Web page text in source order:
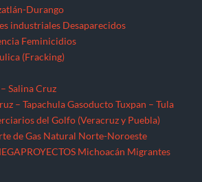
Durango
industriales Desaparecidos
Feminicidios
(Fracking)
Salina Cruz
– Tapachula Gasoducto Tuxpan – Tula
del Golfo (Veracruz y Puebla)
de Gas Natural Norte-Noroeste
Michoacán Migrantes